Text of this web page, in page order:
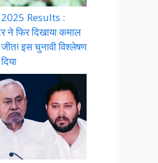
Results :
ने फिर दिखाया कमाल
जीत! इस चुनावी विश्लेषण